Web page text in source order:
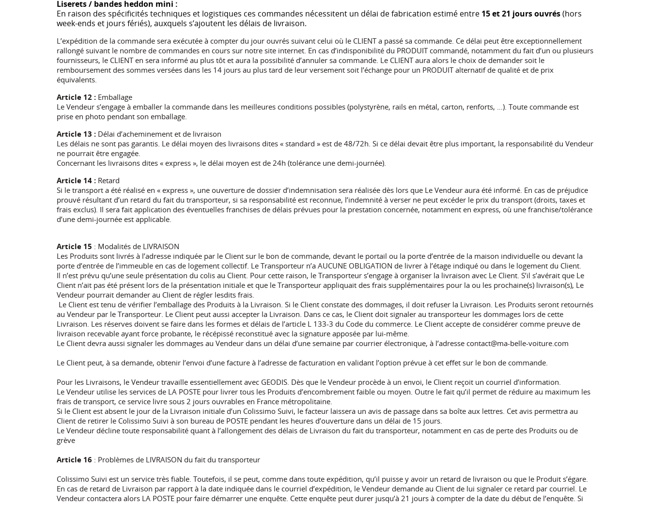
Liserets / bandes heddon mini :
En raison des spécificités techniques et logistiques ces commandes nécessitent un délai de fabrication estimé entre 15 et 21 jours ouvrés(hors
week-ends et jours fériés), auxquels s’ajoutent les délais de livraison.
L’expédition de la commande sera exécutée à compter du jour ouvrés suivant celui où le CLIENT a passé sa commande. Ce délai peut être exceptionnellement
rallongé suivant le nombre de commandes en cours sur notre site internet. En cas d’indisponibilité du PRODUIT commandé, notamment du fait d’un ou plusieurs
fournisseurs, le CLIENT en sera informé au plus tôt et aura la possibilité d’annuler sa commande. Le CLIENT aura alors le choix de demander soit le
remboursement des sommes versées dans les 14 jours au plus tard de leur versement soit l’échange pour un PRODUIT alternatif de qualité et de prix
équivalents.
Article 12 : Emballage
Le Vendeur s’engage à emballer la commande dans les meilleures conditions possibles (polystyrène, rails en métal, carton, renforts, …). Toute commande est
prise en photo pendant son emballage.
Article 13 : Délai d’acheminement et de livraison
Les délais ne sont pas garantis. Le délai moyen des livraisons dites « standard » est de 48/72h. Si ce délai devait être plus important, la responsabilité du Vendeur
ne pourrait être engagée.
Concernant les livraisons dites « express », le délai moyen est de 24h (tolérance une demi-journée).
Article 14 : Retard
Si le transport a été réalisé en « express », une ouverture de dossier d’indemnisation sera réalisée dès lors que Le Vendeur aura été informé. En cas de préjudice
prouvé résultant d’un retard du fait du transporteur, si sa responsabilité est reconnue, l’indemnité à verser ne peut excéder le prix du transport (droits, taxes et
frais exclus). Il sera fait application des éventuelles franchises de délais prévues pour la prestation concernée, notamment en express, où une franchise/tolérance
d’une demi-journée est applicable.
Article 15 : Modalités de LIVRAISON
Les Produits sont livrés à l’adresse indiquée par le Client sur le bon de commande, devant le portail ou la porte d’entrée de la maison individuelle ou devant la
porte d’entrée de l’immeuble en cas de logement collectif. Le Transporteur n’a AUCUNE OBLIGATION de livrer à l’étage indiqué ou dans le logement du Client.
Il n’est prévu qu’une seule présentation du colis au Client. Pour cette raison, le Transporteur s’engage à organiser la livraison avec Le Client. S’il s’avérait que Le
Client n’ait pas été présent lors de la présentation initiale et que le Transporteur appliquait des frais supplémentaires pour la ou les prochaine(s) livraison(s), Le
Vendeur pourrait demander au Client de régler lesdits frais.
Le Client est tenu de vérifier l’emballage des Produits à la Livraison. Si le Client constate des dommages, il doit refuser la Livraison. Les Produits seront retournés
au Vendeur par le Transporteur. Le Client peut aussi accepter la Livraison. Dans ce cas, le Client doit signaler au transporteur les dommages lors de cette
Livraison. Les réserves doivent se faire dans les formes et délais de l’article L 133-3 du Code du commerce. Le Client accepte de considérer comme preuve de
livraison recevable ayant force probante, le récépissé reconstitué avec la signature apposée par lui-même.
Le Client devra aussi signaler les dommages au Vendeur dans un délai d’une semaine par courrier électronique, à l’adresse contact@ma-belle-voiture.com
Le Client peut, à sa demande, obtenir l’envoi d’une facture à l’adresse de facturation en validant l’option prévue à cet effet sur le bon de commande.
Pour les Livraisons, le Vendeur travaille essentiellement avec GEODIS. Dès que le Vendeur procède à un envoi, le Client reçoit un courriel d’information.
Le Vendeur utilise les services de LA POSTE pour livrer tous les Produits d’encombrement faible ou moyen. Outre le fait qu’il permet de réduire au maximum les
frais de transport, ce service livre sous 2 jours ouvrables en France métropolitaine.
Si le Client est absent le jour de la Livraison initiale d’un Colissimo Suivi, le facteur laissera un avis de passage dans sa boîte aux lettres. Cet avis permettra au
Client de retirer le Colissimo Suivi à son bureau de POSTE pendant les heures d’ouverture dans un délai de 15 jours.
Le Vendeur décline toute responsabilité quant à l’allongement des délais de Livraison du fait du transporteur, notamment en cas de perte des Produits ou de
grève
Article 16 : Problèmes de LIVRAISON du fait du transporteur
Colissimo Suivi est un service très fiable. Toutefois, il se peut, comme dans toute expédition, qu’il puisse y avoir un retard de livraison ou que le Produit s’égare.
En cas de retard de Livraison par rapport à la date indiquée dans le courriel d’expédition, le Vendeur demande au Client de lui signaler ce retard par courriel. Le
Vendeur contactera alors LA POSTE pour faire démarrer une enquête. Cette enquête peut durer jusqu’à 21 jours à compter de la date du début de l’enquête. Si